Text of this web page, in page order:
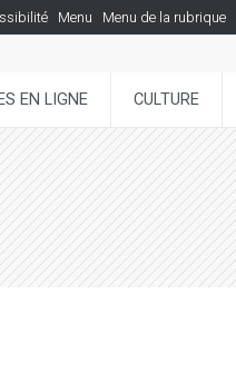
Menu Menu de la rubrique
EN LIGNE CULTURE